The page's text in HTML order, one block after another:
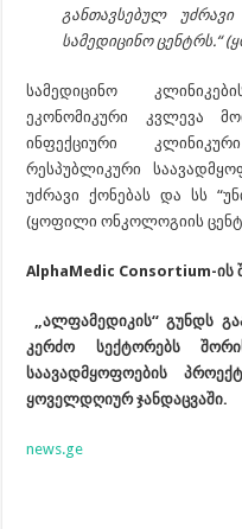
განთავსებულ
სამედიცინო ცენტრს.“
სამედიცინო
ეკონომიკური კვლევა
ინფექციური
რესპუბლიკური
უძრავი ქონებას და სს
(ყოფილი ონკოლოგიის
AlphaMedic Consortium-ის
„ალფამედიკის“ გუნდს
კერძო სექტორებს
საავადმყოფოების
ყოველდღიურ ჯანდაცვაში.
news.ge